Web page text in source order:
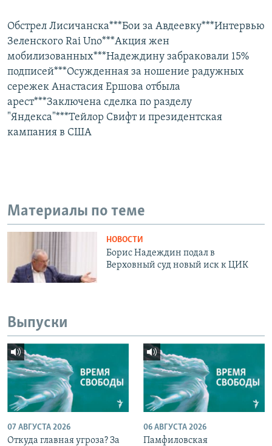
Обстрел Лисичанска***Бои за Авдеевку***Интервью
Зеленского Rai Uno***Акция жен
мобилизованных***Надеждину забраковали 15%
подписей***Осужденная за ношение радужных
сережек Анастасия Ершова отбыла
арест***Заключена сделка по разделу
"Яндекса"***Тейлор Свифт и президентская
кампания в США
Материалы по теме
НОВОСТИ
Борис Надеждин подал в
Верховный суд новый иск к ЦИК
Выпуски
07 АВГУСТА 2026
Откуда главная угроза? За
06 АВГУСТА 2026
Памфиловская